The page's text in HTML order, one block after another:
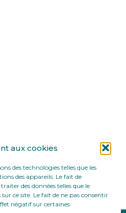
aux cookies
des technologies telles que les
des appareils. Le fait de
des données telles que le
ce site. Le fait de ne pas consentir
négatif sur certaines